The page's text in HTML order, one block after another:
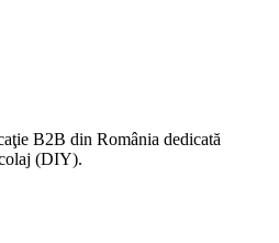
B2B din România dedicată
(DIY).